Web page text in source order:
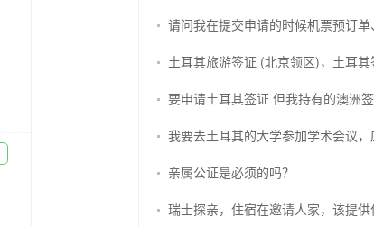
请问我在提交申请的时候机票预订单
土耳其旅游签证 (北京领区)，土耳其
要申请土耳其签证 但我持有的澳洲
我要去土耳其的大学参加学术会议
亲属公证是必须的吗？
瑞士探亲，住宿在邀请人家，该提